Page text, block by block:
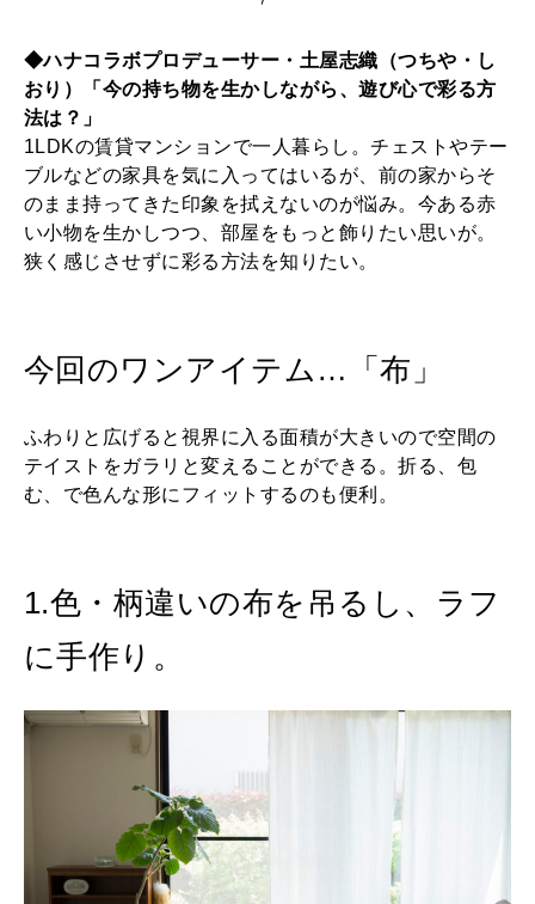
◆ハナコラボプロデューサー・土屋志織（つちや・し
おり）「今の持ち物を生かしながら、遊び心で彩る方
法は？」
1LDKの賃貸マンションで一人暮らし。チェストやテー
ブルなどの家具を気に入ってはいるが、前の家からそ
のまま持ってきた印象を拭えないのが悩み。今ある赤
い小物を生かしつつ、部屋をもっと飾りたい思いが。
狭く感じさせずに彩る方法を知りたい。
今回のワンアイテム…「布」
ふわりと広げると視界に入る面積が大きいので空間の
テイストをガラリと変えることができる。折る、包
む、で色んな形にフィットするのも便利。
1.色・柄違いの布を吊るし、ラフ
に手作り。